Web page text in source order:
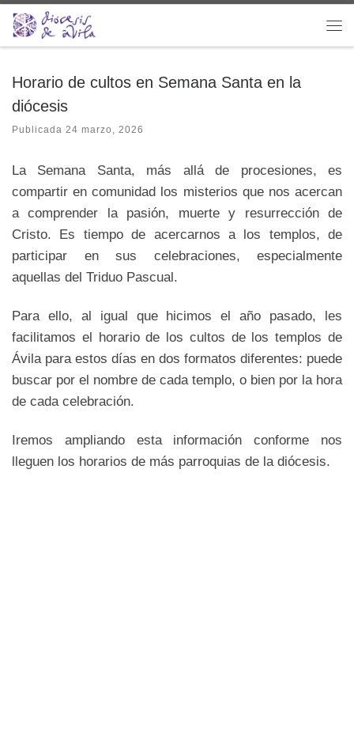
Saltar al contenido
Horario de cultos en Semana Santa en la
diócesis
Publicada 24 marzo, 2026
La Semana Santa, más allá de procesiones, es
compartir en comunidad los misterios que nos acercan
a comprender la pasión, muerte y resurrección de
Cristo. Es tiempo de acercarnos a los templos, de
participar en sus celebraciones, especialmente
aquellas del Triduo Pascual.
Para ello, al igual que hicimos el año pasado, les
facilitamos el horario de los cultos de los templos de
Ávila para estos días en dos formatos diferentes: puede
buscar por el nombre de cada templo, o bien por la hora
de cada celebración.
Iremos ampliando esta información conforme nos
lleguen los horarios de más parroquias de la diócesis.